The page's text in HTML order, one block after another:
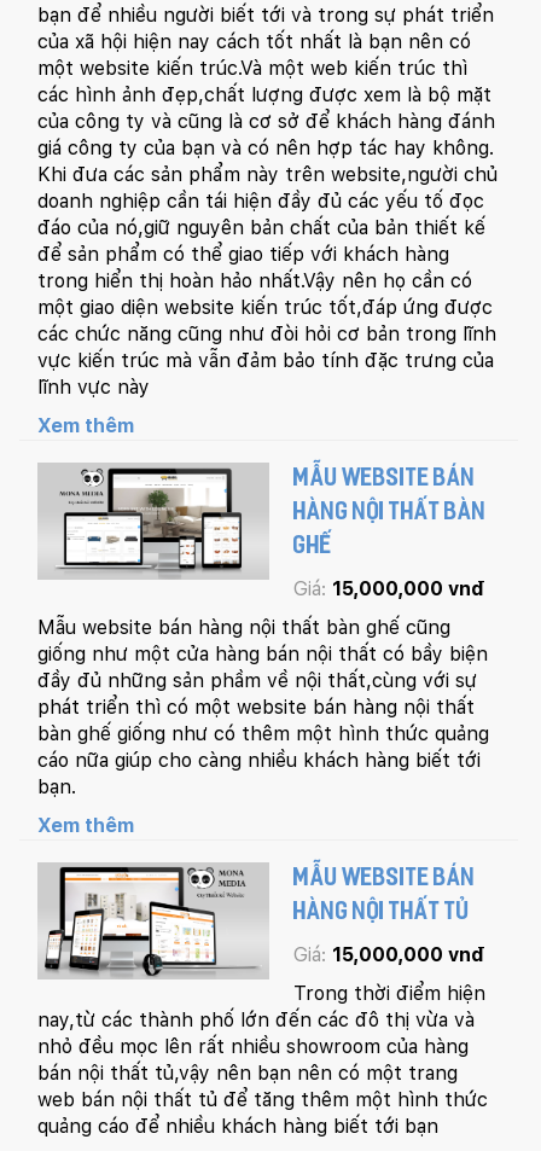
bạn để nhiều người biết tới và trong sự phát triển
của xã hội hiện nay cách tốt nhất là bạn nên có
một website kiến trúc.Và một web kiến trúc thì
các hình ảnh đẹp,chất lượng được xem là bộ mặt
của công ty và cũng là cơ sở để khách hàng đánh
giá công ty của bạn và có nên hợp tác hay không.
Khi đưa các sản phẩm này trên website,người chủ
doanh nghiệp cần tái hiện đầy đủ các yếu tố đọc
đáo của nó,giữ nguyên bản chất của bản thiết kế
để sản phẩm có thể giao tiếp với khách hàng
trong hiển thị hoàn hảo nhất.Vậy nên họ cần có
một giao diện website kiến trúc tốt,đáp ứng được
các chức năng cũng như đòi hỏi cơ bản trong lĩnh
vực kiến trúc mà vẫn đảm bảo tính đặc trưng của
lĩnh vực này
Xem thêm
MẪU WEBSITE BÁN
HÀNG NỘI THẤT BÀN
GHẾ
Giá: 15,000,000 vnđ
Mẫu website bán hàng nội thất bàn ghế cũng
giống như một cửa hàng bán nội thất có bầy biện
đầy đủ những sản phầm về nội thất,cùng với sự
phát triển thì có một website bán hàng nội thất
bàn ghế giống như có thêm một hình thức quảng
cáo nữa giúp cho càng nhiều khách hàng biết tới
bạn.
Xem thêm
MẪU WEBSITE BÁN
HÀNG NỘI THẤT TỦ
Giá: 15,000,000 vnđ
Trong thời điểm hiện
nay,từ các thành phố lớn đến các đô thị vừa và
nhỏ đều mọc lên rất nhiều showroom của hàng
bán nội thất tủ,vậy nên bạn nên có một trang
web bán nội thất tủ để tăng thêm một hình thức
quảng cáo để nhiều khách hàng biết tới bạn